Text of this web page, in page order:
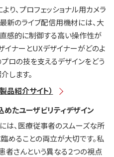
り、プロフェッショナル用カメラ
新のライブ配信用機材には、大
感的に制御する高い操作性が
イナーとUXデザイナーがどのよ
ロの技を支えるデザインをどう
します。
品紹介サイト）
たユーザビリティデザイン
は、医療従事者のスムーズな所
めることの両立が大切です。私
者さんという異なる２つの視点